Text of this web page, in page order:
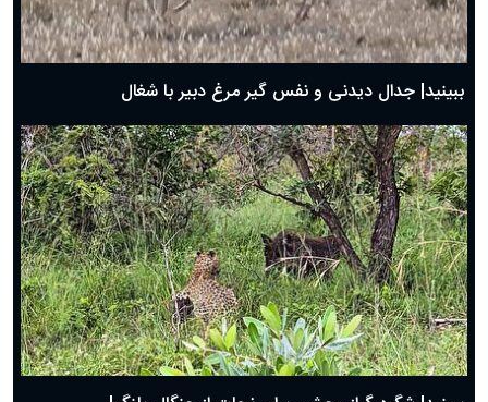
حضرت زینب(س) چگونه از دنیا رفت؟
بهترین پیامک تبریک روز پدر ۱۴۰۴؛ جملات زیبا و صمیمانه
ببینید| جدال دیدنی و نفس گیر مرغ دبیر با شغال